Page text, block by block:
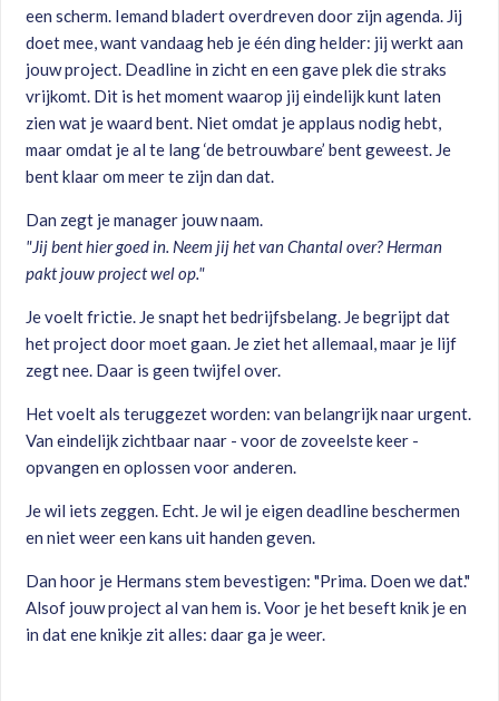
een scherm. Iemand bladert overdreven door zijn agenda. Jij
doet mee, want vandaag heb je één ding helder: jij werkt aan
jouw project. Deadline in zicht en een gave plek die straks
vrijkomt. Dit is het moment waarop jij eindelijk kunt laten
zien wat je waard bent. Niet omdat je applaus nodig hebt,
maar omdat je al te lang ‘de betrouwbare’ bent geweest. Je
bent klaar om meer te zijn dan dat.
Dan zegt je manager jouw naam.
"Jij bent hier goed in. Neem jij het van Chantal over? Herman
pakt jouw project wel op."
Je voelt frictie. Je snapt het bedrijfsbelang. Je begrijpt dat
het project door moet gaan. Je ziet het allemaal, maar je lijf
zegt nee. Daar is geen twijfel over.
Het voelt als teruggezet worden: van belangrijk naar urgent.
Van eindelijk zichtbaar naar - voor de zoveelste keer -
opvangen en oplossen voor anderen.
Je wil iets zeggen. Echt. Je wil je eigen deadline beschermen
en niet weer een kans uit handen geven.
Dan hoor je Hermans stem bevestigen: "Prima. Doen we dat."
Alsof jouw project al van hem is. Voor je het beseft knik je en
in dat ene knikje zit alles: daar ga je weer.